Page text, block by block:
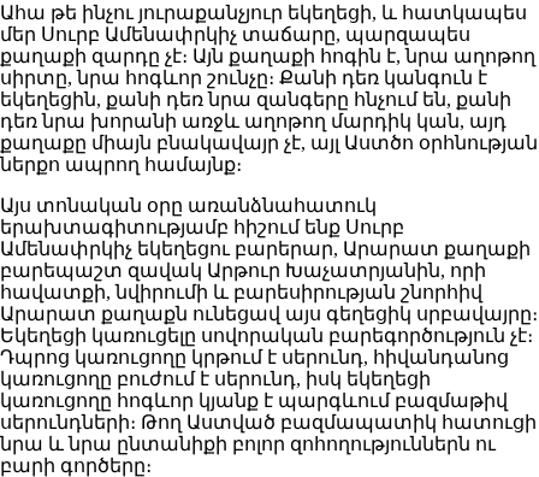
Ահա թե ինչու յուրաքանչյուր եկեղեցի, և հատկապես
մեր Սուրբ Ամենափրկիչ տաճարը, պարզապես
քաղաքի զարդը չէ։ Այն քաղաքի հոգին է, նրա աղոթող
սիրտը, նրա հոգևոր շունչը։ Քանի դեռ կանգուն է
եկեղեցին, քանի դեռ նրա զանգերը հնչում են, քանի
դեռ նրա խորանի առջև աղոթող մարդիկ կան, այդ
քաղաքը միայն բնակավայր չէ, այլ Աստծո օրհնության
ներքո ապրող համայնք։
Այս տոնական օրը առանձնահատուկ
երախտագիտությամբ հիշում ենք Սուրբ
Ամենափրկիչ եկեղեցու բարերար, Արարատ քաղաքի
բարեպաշտ զավակ Արթուր Խաչատրյանին, որի
հավատքի, նվիրումի և բարեսիրության շնորհիվ
Արարատ քաղաքն ունեցավ այս գեղեցիկ սրբավայրը։
Եկեղեցի կառուցելը սովորական բարեգործություն չէ։
Դպրոց կառուցողը կրթում է սերունդ, հիվանդանոց
կառուցողը բուժում է սերունդ, իսկ եկեղեցի
կառուցողը հոգևոր կյանք է պարգևում բազմաթիվ
սերունդների։ Թող Աստված բազմապատիկ հատուցի
նրա և նրա ընտանիքի բոլոր զոհողություններն ու
բարի գործերը։